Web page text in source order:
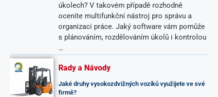
úkolech? V takovém případě rozhodně
oceníte multifunkční nástroj pro správu a
organizaci práce. Jaký software vám pomůže
s plánováním, rozdělováním úkolů i kontrolou
…
Rady a Návody
Jaké druhy vysokozdvižných vozíků využijete ve své
firmě?